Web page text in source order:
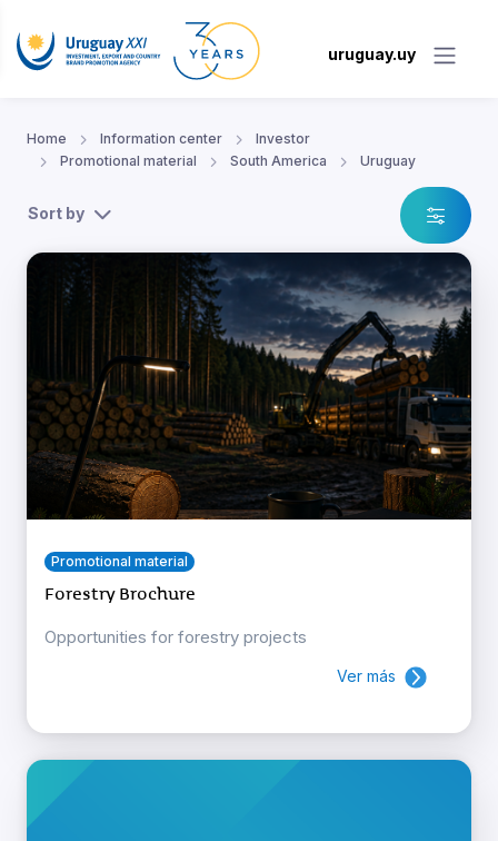
uruguay.uy
Home Information center
Investor
Promotional material
South America Uruguay
Sort by
Promotional material
Forestry Brochure
Opportunities for forestry projects
Ver más